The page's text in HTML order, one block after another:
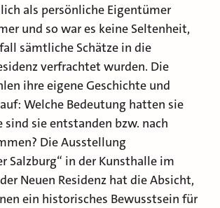
als persönliche Eigentümer
und so war es keine Seltenheit,
sämtliche Schätze in die
verfrachtet wurden. Die
ihre eigene Geschichte und
Welche Bedeutung hatten sie
sie entstanden bzw. nach
Die Ausstellung
Salzburg“ in der Kunsthalle im
Neuen Residenz hat die Absicht,
ein historisches Bewusstsein für